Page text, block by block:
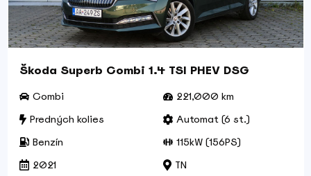
Škoda Superb Combi 1.4 TSI PHEV DSG
Combi
221,000 km
Predných kolies
Automat (6 st.)
Benzín
115kW (156PS)
2021
TN